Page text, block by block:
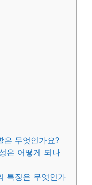
은 무엇인가요?
은 어떻게 되나
특징은 무엇인가